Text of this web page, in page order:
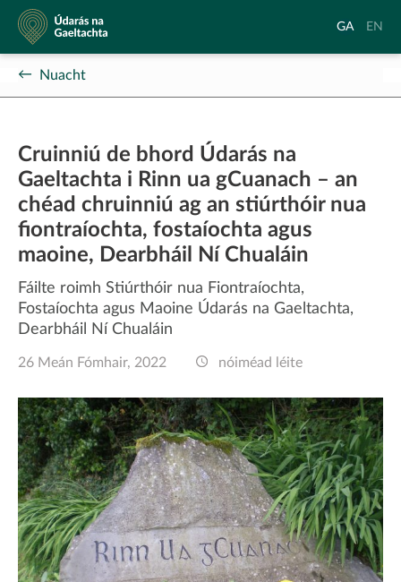
Údarás
na
Gaeltachta
Aistrigh
Gaeilge
GA
to
EN
Nuacht
Cruinniú de bhord Údarás na
Gaeltachta i Rinn ua gCuanach – an
chéad chruinniú ag an stiúrthóir nua
fiontraíochta, fostaíochta agus
maoine, Dearbháil Ní Chualáin
Fáilte roimh Stiúrthóir nua Fiontraíochta,
Fostaíochta agus Maoine Údarás na Gaeltachta,
Dearbháil Ní Chualáin
26 Meán Fómhair, 2022 nóiméad léite